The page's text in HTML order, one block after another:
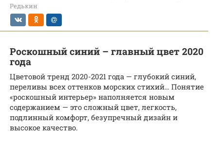
Редькин
Роскошный синий – главный цвет 2020
года
Цветовой тренд 2020-2021 года — глубокий синий,
переливы всех оттенков морских стихий… Понятие
«роскошный интерьер» наполняется новым
содержанием — это сложный цвет, легкость,
подлинный комфорт, безупречный дизайн и
высокое качество.